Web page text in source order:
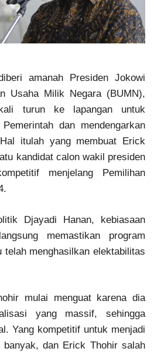
amanah Presiden Jokowi
Usaha Milik Negara (BUMN),
turun ke lapangan untuk
dan mendengarkan
itulah yang membuat Erick
kandidat calon wakil presiden
menjelang Pemilihan
Djayadi Hanan, kebiasaan
memastikan program
telah menghasilkan elektabilitas
mulai menguat karena dia
yang massif, sehingga
Yang kompetitif untuk menjadi
dan Erick Thohir salah